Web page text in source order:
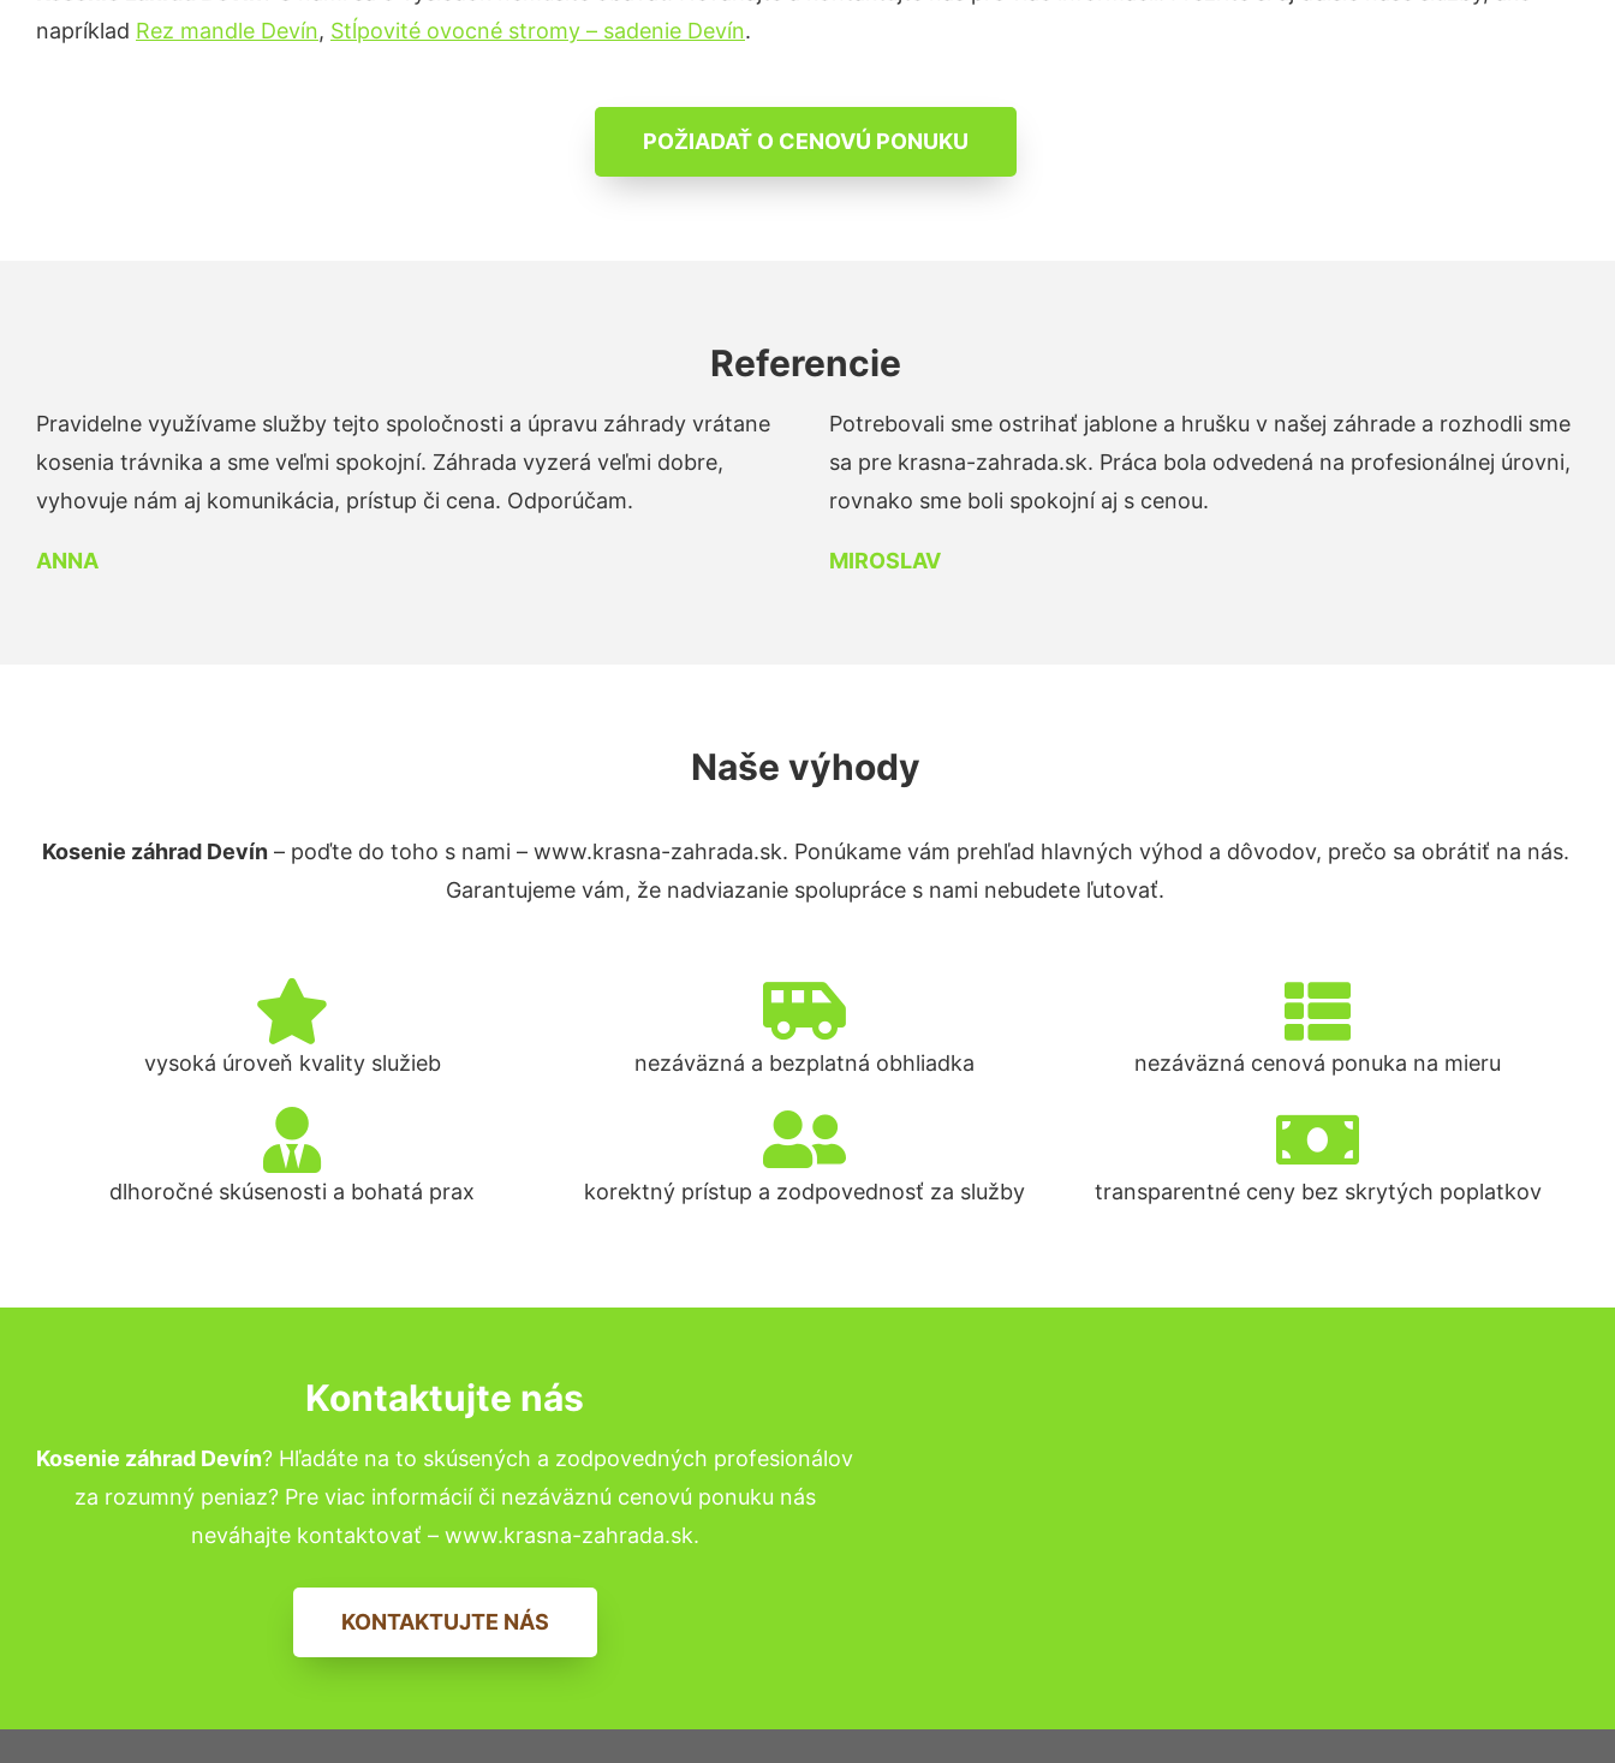
napríklad Rez mandle Devín, Stĺpovité ovocné stromy – sadenie Devín.
POŽIADAŤ O CENOVÚ PONUKU
Referencie
Pravidelne využívame služby tejto spoločnosti a úpravu záhrady vrátane
kosenia trávnika a sme veľmi spokojní. Záhrada vyzerá veľmi dobre,
vyhovuje nám aj komunikácia, prístup či cena. Odporúčam.
ANNA
Potrebovali sme ostrihať jablone a hrušku v našej záhrade a rozhodli sme
sa pre krasna-zahrada.sk. Práca bola odvedená na profesionálnej úrovni,
rovnako sme boli spokojní aj s cenou.
MIROSLAV
Naše výhody
Kosenie záhrad Devín– poďte do toho s nami – www.krasna-zahrada.sk. Ponúkame vám prehľad hlavných výhod a dôvodov, prečo sa obrátiť na nás.
Garantujeme vám, že nadviazanie spolupráce s nami nebudete ľutovať.
vysoká úroveň kvality služieb nezáväzná a bezplatná obhliadka nezáväzná cenová ponuka na mieru
dlhoročné skúsenosti a bohatá prax korektný prístup a zodpovednosť za služby transparentné ceny bez skrytých poplatkov
Kontaktujte nás
Kosenie záhrad Devín? Hľadáte na to skúsených a zodpovedných profesionálov
za rozumný peniaz? Pre viac informácií či nezáväznú cenovú ponuku nás
neváhajte kontaktovať – www.krasna-zahrada.sk.
KONTAKTUJTE NÁS